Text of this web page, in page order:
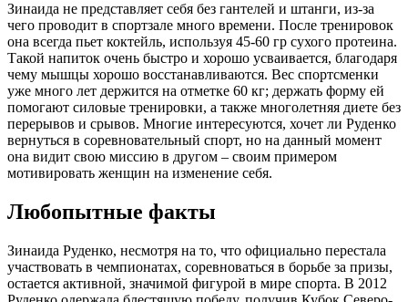
Зинаида не представляет себя без гантелей и штанги, из-за
чего проводит в спортзале много времени. После тренировок
она всегда пьет коктейль, используя 45-60 гр сухого протеина.
Такой напиток очень быстро и хорошо усваивается, благодаря
чему мышцы хорошо восстанавливаются. Вес спортсменки
уже много лет держится на отметке 60 кг; держать форму ей
помогают силовые тренировки, а также многолетняя диете без
перерывов и срывов. Многие интересуются, хочет ли Руденко
вернуться в соревновательный спорт, но на данный момент
она видит свою миссию в другом – своим примером
мотивировать женщин на изменение себя.
Любопытные факты
Зинаида Руденко, несмотря на то, что официально перестала
участвовать в чемпионатах, соревноваться в борьбе за призы,
остается активной, значимой фигурой в мире спорта. В 2012